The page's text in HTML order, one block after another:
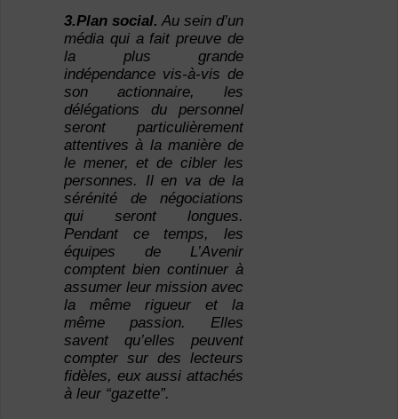
3.Plan social. Au sein d’un
média qui a fait preuve de
la plus grande
indépendance vis-à-vis de
son actionnaire, les
délégations du personnel
seront particulièrement
attentives à la manière de
le mener, et de cibler les
personnes. Il en va de la
sérénité de négociations
qui seront longues.
Pendant ce temps, les
équipes de L’Avenir
comptent bien continuer à
assumer leur mission avec
la même rigueur et la
même passion. Elles
savent qu’elles peuvent
compter sur des lecteurs
fidèles, eux aussi attachés
à leur “gazette”.